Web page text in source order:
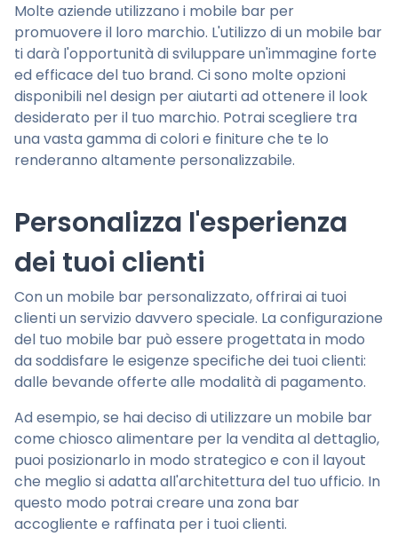
Molte aziende utilizzano i mobile bar per
promuovere il loro marchio. L'utilizzo di un mobile bar
ti darà l'opportunità di sviluppare un'immagine forte
ed efficace del tuo brand. Ci sono molte opzioni
disponibili nel design per aiutarti ad ottenere il look
desiderato per il tuo marchio. Potrai scegliere tra
una vasta gamma di colori e finiture che te lo
renderanno altamente personalizzabile.
Personalizza l'esperienza
dei tuoi clienti
Con un mobile bar personalizzato, offrirai ai tuoi
clienti un servizio davvero speciale. La configurazione
del tuo mobile bar può essere progettata in modo
da soddisfare le esigenze specifiche dei tuoi clienti:
dalle bevande offerte alle modalità di pagamento.
Ad esempio, se hai deciso di utilizzare un mobile bar
come chiosco alimentare per la vendita al dettaglio,
puoi posizionarlo in modo strategico e con il layout
che meglio si adatta all'architettura del tuo ufficio. In
questo modo potrai creare una zona bar
accogliente e raffinata per i tuoi clienti.